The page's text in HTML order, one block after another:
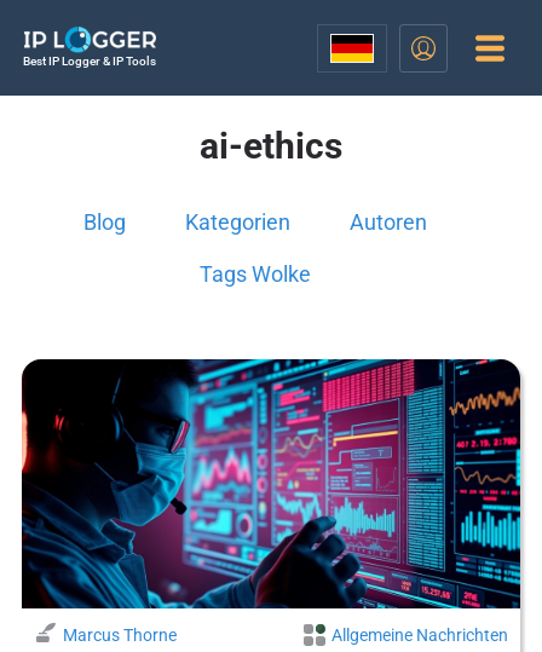
Best IP Logger & IP Tools
ai-ethics
Blog Kategorien Autoren
Tags Wolke
Marcus Thorne Allgemeine Nachrichten